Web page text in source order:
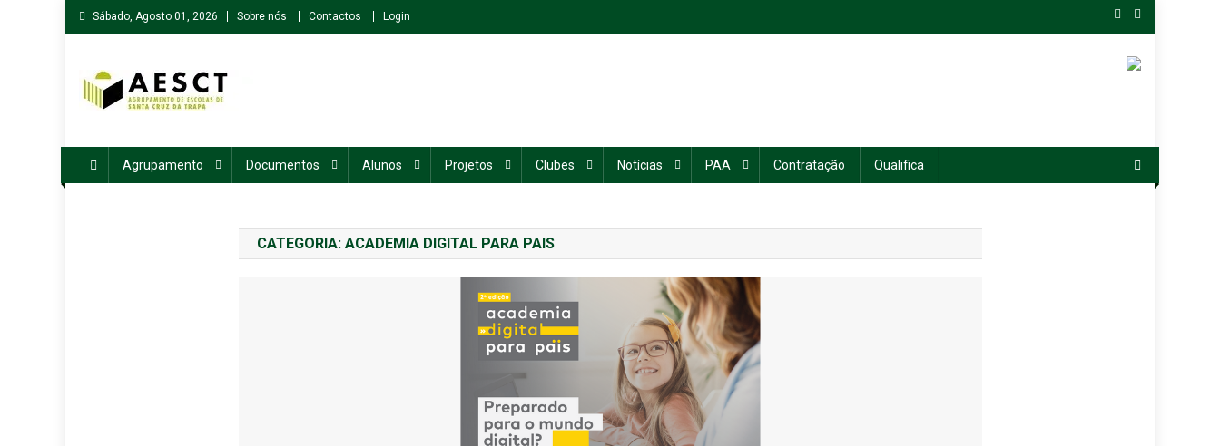
Skip
to
Sábado, Agosto 01, 2026 Sobre nós Contactos Login
Agrupamento Documentos Alunos Projetos Clubes Notícias PAA Contratação Qualifica
CATEGORIA: ACADEMIA DIGITAL PARA PAIS